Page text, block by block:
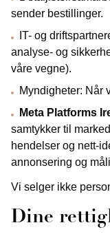
sender bestillinger.
IT- og
analyse- og
våre vegne).
Myndigheter: Når
Meta Platforms
samtykker til
hendelser og nett-
annonsering og
Vi selger ikke
Dine